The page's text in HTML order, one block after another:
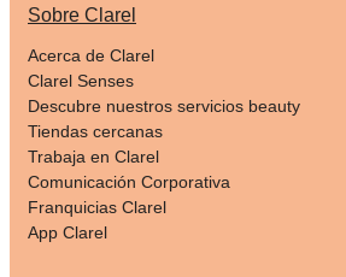
Sobre Clarel
Acerca de Clarel
Clarel Senses
Descubre nuestros servicios beauty
Tiendas cercanas
Trabaja en Clarel
Comunicación Corporativa
Franquicias Clarel
App Clarel